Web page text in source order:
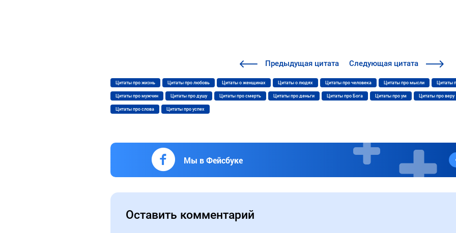
Предыдущая цитата Следующая цитата
Цитаты про жизнь Цитаты про любовь Цитаты о женщинах Цитаты о людях Цитаты про человека Цитаты про мысли Цитаты
Цитаты про мужчин Цитаты про душу Цитаты про смерть Цитаты про деньги Цитаты про Бога Цитаты про ум Цитаты про веру
Цитаты про слова Цитаты про успех
Мы в Фейсбуке
Оставить комментарий